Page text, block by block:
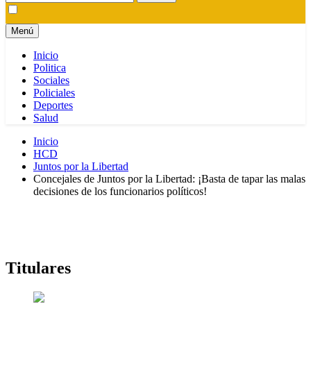
Menú
Inicio
Politica
Sociales
Policiales
Deportes
Salud
Inicio
HCD
Juntos por la Libertad
Concejales de Juntos por la Libertad: ¡Basta de tapar las malas
decisiones de los funcionarios políticos!
Titulares